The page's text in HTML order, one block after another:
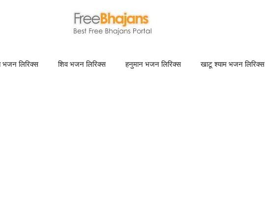
भजन लिरिक्स शिव भजन लिरिक्स हनुमान भजन लिरिक्स खाटू श्याम भजन लिरिक्स